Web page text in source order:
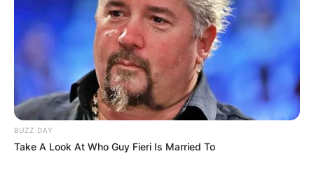
обновиме заедно црквата „Св.
Троица“
BUZZ DAY
Take A Look At Who Guy Fieri Is Married To